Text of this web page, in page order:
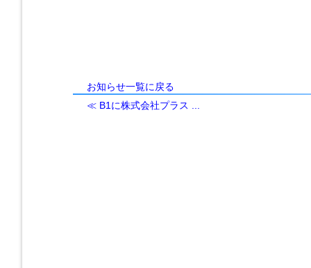
お知らせ一覧に戻る
≪ B1に株式会社プラス ...